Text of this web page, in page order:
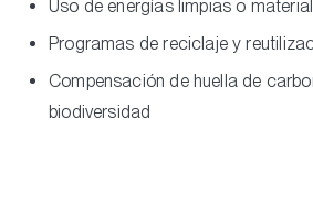
Uso de energías limpias o
Programas de reciclaje y
Compensación de huella de
biodiversidad